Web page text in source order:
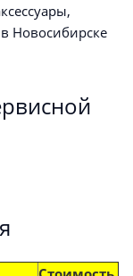
Новосибирске